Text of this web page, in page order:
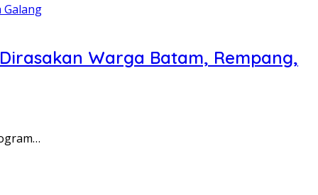
Warga Batam, Rempang,